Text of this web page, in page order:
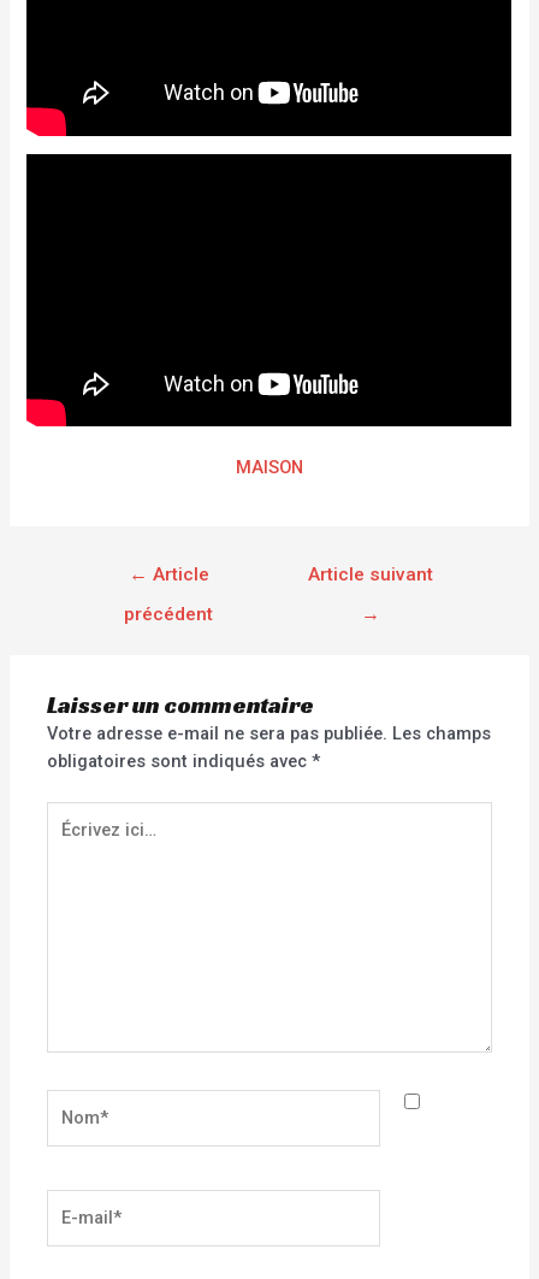
MAISON
← Article
précédent
Article suivant
→
Laisser un commentaire
Votre adresse e-mail ne sera pas publiée. Les champs
obligatoires sont indiqués avec*
Écrivez
ici…
mail*